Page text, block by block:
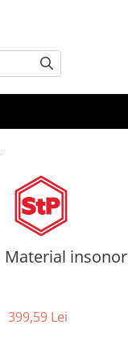
Material
399,59 Lei